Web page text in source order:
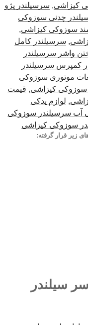
کیزاشی, سرسیلندر پژو
چدنی سوزوکی
سوزوکی کیزاشی,
, سرسیلندر کامل
واشر سرسیلندر
کمپرس سرسیلندر
موتوری سوزوکی
کیزاشی, قیمت
, لوازم یدکی
آب سرسیلندر سوزوکی
سوزوکی کیزاشی
زیر قرار گرفته:
سیلندر